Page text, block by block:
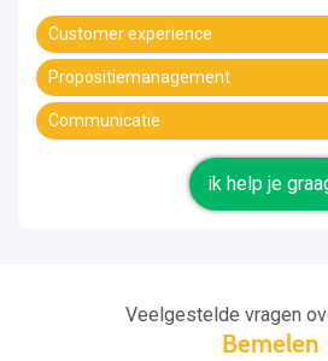
Customer experience
Propositiemanagement
Communicatie
ik help je
Veelgestelde vragen
Bemelen